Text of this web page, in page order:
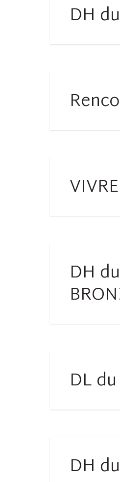
DH
DH
DL
DH